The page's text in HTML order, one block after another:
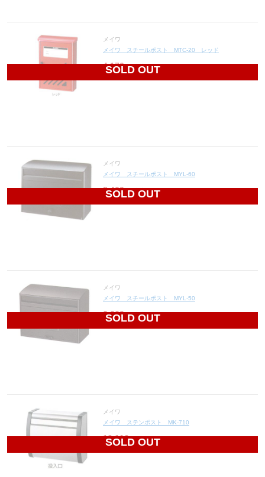
SOLD OUT
メイワ
メイワ スチールポスト MTC-20 レッド
4,176 円(税込4,594円)
SOLD OUT
メイワ
メイワ スチールポスト MYL-60
8,460 円(税込9,306円)
SOLD OUT
メイワ
メイワ スチールポスト MYL-50
6,660 円(税込7,326円)
SOLD OUT
メイワ
メイワ ステンポスト MK-710
10,116円(税込11,128円)